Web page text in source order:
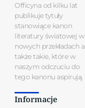
Officyna od kilku lat
publikuje tytuły
stanowiące kanon
literatury światowej w
nowych przekładach a
także takie, które w
naszym odczuciu do
tego kanonu aspirują.
Informacje